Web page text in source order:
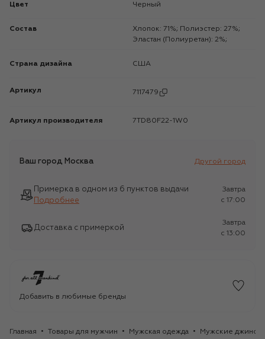
Цвет Черный
Состав
Хлопок: 71%; Полиэстер: 27%;
Эластан (Полиуретан): 2%;
Страна дизайна США
Артикул 7117479
Артикул производителя 7TD80F22-1W0
Ваш город Москва Другой город
Примерка в одном из 6 пунктов выдачи
Подробнее
Завтра
c 17:00
Доставка с примеркой
Завтра
c 13:00
Добавить в любимые бренды
Главная Товары для мужчин Мужская одежда Мужские джинсы